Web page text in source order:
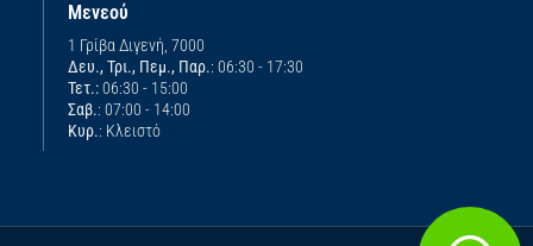
Μενεού
1 Γρίβα Διγενή, 7000
Δευ., Τρι., Πεμ., Παρ.: 06:30 - 17:30
Τετ.:06:30 - 15:00
Σαβ.: 07:00 - 14:00
Κυρ.: Κλειστό